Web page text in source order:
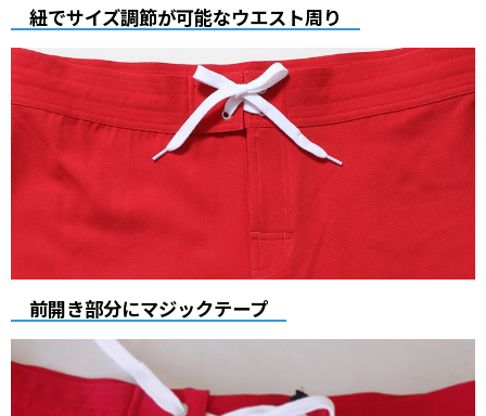
紐でサイズ調節が可能なウエスト周り
前開き部分にマジックテープ